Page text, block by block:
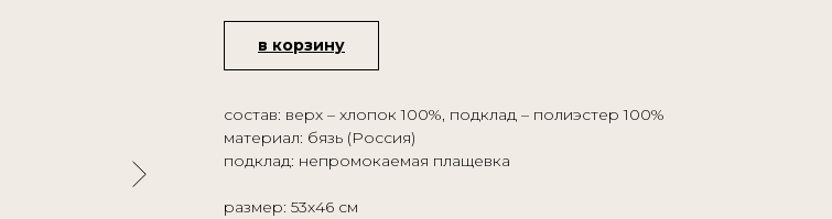
в корзину
состав: верх – хлопок 100%, подклад – полиэстер 100%
материал: бязь (Россия)
подклад: непромокаемая плащевка
размер: 53х46 см